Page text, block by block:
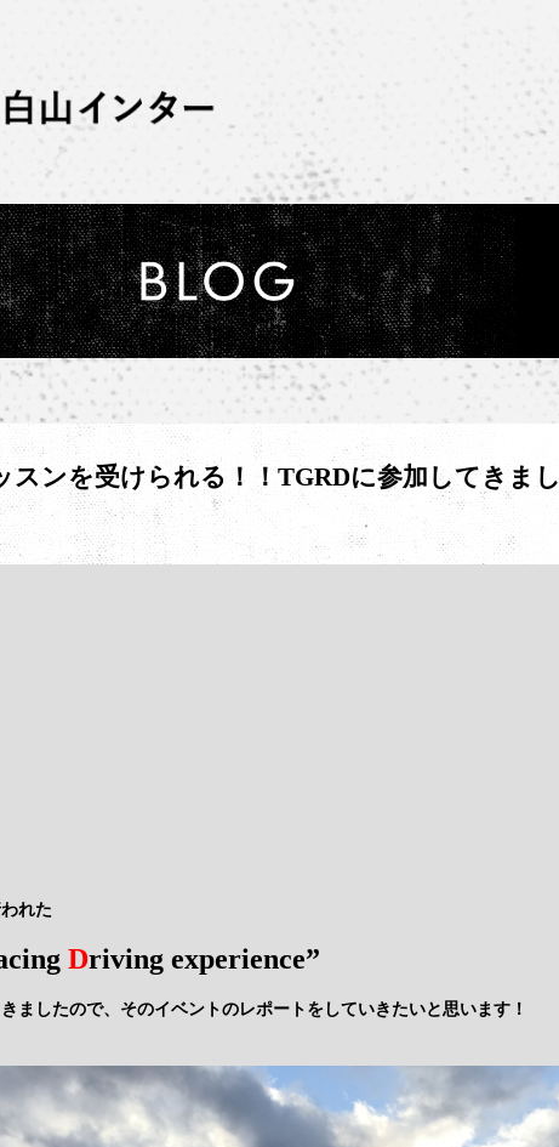
ンを受けられる！！TGRDに参加してきまし
れた
Driving experience”
ましたので、そのイベントのレポートをしていきたいと思います！